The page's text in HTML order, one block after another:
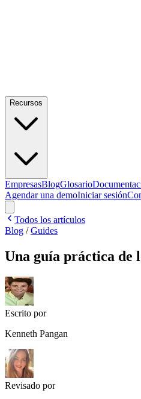
Recursos
EmpresasBlogGlosario
Agendar una demoIniciar sesión
Todos los artículos
Blog /Guides
Una guía práctica de
Escrito por
Kenneth Pangan
Revisado por